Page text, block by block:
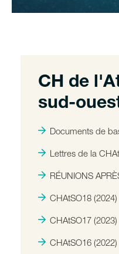
CH de
sud-
Documents de
Lettres de la
RÉUNIONS
CHAtSO18 (2024)
CHAtSO17 (2023)
CHAtSO16 (2022)